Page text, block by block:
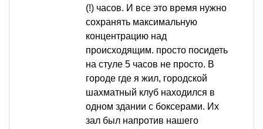
(!) часов. И все это время нужно
сохранять максимальную
концентрацию над
происходящим. просто посидеть
на стуле 5 часов не просто. В
городе где я жил, городской
шахматный клуб находился в
одном здании с боксерами. Их
зал был напротив нашего